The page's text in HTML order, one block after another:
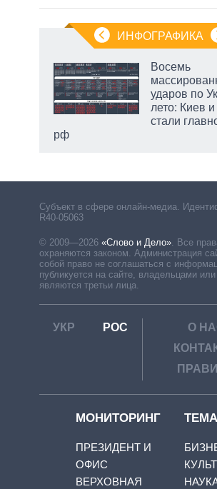
ИНФОГРАФИКА
Восемь
ударов по
лето: Киев
стали
рф
Субъект в сфере онлайн-медиа.
R40-05063
© 2009—2026 «Слово и Дело» Все
охраняются законом. Администрация
собой право не соглашаться с
публикуется на сайте, владельцами или
являются третьи лица.
УКР РОС
О
МОНИТОРИНГ
ПРЕЗИДЕНТ И
ОФИС
ВЕРХОВНАЯ